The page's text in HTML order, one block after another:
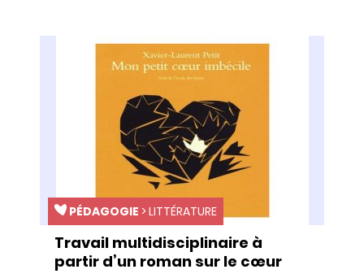
PÉDAGOGIE >LITTÉRATURE
Travail multidisciplinaire à
partir d’un roman sur le cœur